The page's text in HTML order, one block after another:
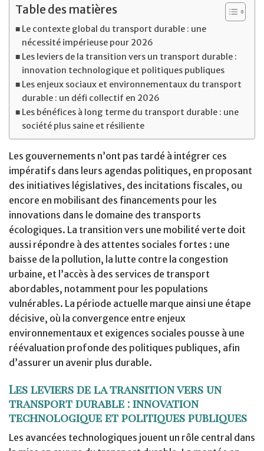
Table des matières
Le contexte global du transport durable : une
nécessité impérieuse pour 2026
Les leviers de la transition vers un transport durable :
innovation technologique et politiques publiques
Les enjeux sociaux et environnementaux du transport
durable : un défi collectif en 2026
Les bénéfices à long terme du transport durable : une
société plus saine et résiliente
Les gouvernements n’ont pas tardé à intégrer ces
impératifs dans leurs agendas politiques, en proposant
des initiatives législatives, des incitations fiscales, ou
encore en mobilisant des financements pour les
innovations dans le domaine des transports
écologiques. La transition vers une mobilité verte doit
aussi répondre à des attentes sociales fortes : une
baisse de la pollution, la lutte contre la congestion
urbaine, et l’accès à des services de transport
abordables, notamment pour les populations
vulnérables. La période actuelle marque ainsi une étape
décisive, où la convergence entre enjeux
environnementaux et exigences sociales pousse à une
réévaluation profonde des politiques publiques, afin
d’assurer un avenir plus durable.
Les leviers de la transition vers un
transport durable : innovation
technologique et politiques publiques
Les avancées technologiques jouent un rôle central dans